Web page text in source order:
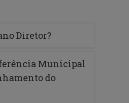
Diretor?
Municipal
do